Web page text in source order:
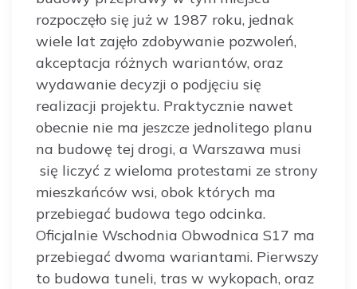
rozpoczęło się już w 1987 roku, jednak
wiele lat zajęło zdobywanie pozwoleń,
akceptacja różnych wariantów, oraz
wydawanie decyzji o podjęciu się
realizacji projektu. Praktycznie nawet
obecnie nie ma jeszcze jednolitego planu
na budowę tej drogi, a Warszawa musi
się liczyć z wieloma protestami ze strony
mieszkańców wsi, obok których ma
przebiegać budowa tego odcinka.
Oficjalnie Wschodnia Obwodnica S17 ma
przebiegać dwoma wariantami. Pierwszy
to budowa tuneli, tras w wykopach, oraz